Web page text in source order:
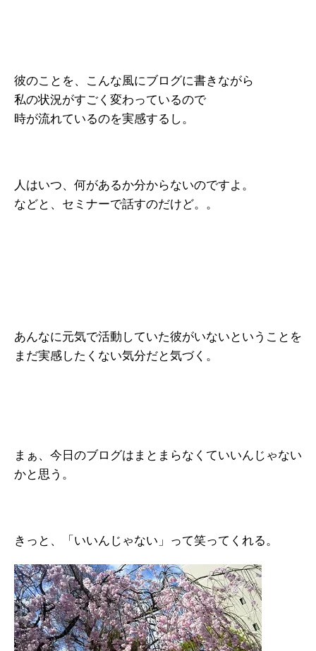
彼のことを、こんな風にブログに書きながら
私の状況がすごく変わっているので
時が流れているのを実感するし。
人はいつ、何があるか分からないのですよ。
などと、セミナーで話すのだけど。。
あんなに元気で活動していた彼がいないということを
まだ実感したくない気分だと気づく。
まぁ、今日のブログはまとまらなくていいんじゃない
かと思う。
きっと、「いいんじゃない」って笑ってくれる。